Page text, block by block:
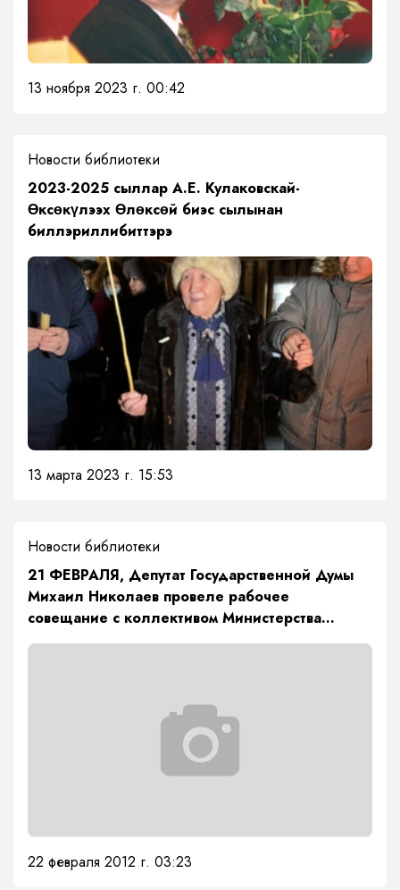
13 ноября 2023 г. 00:42
Новости библиотеки
2023-2025 сыллар А.Е. Кулаковскай-
Өксөкүлээх Өлөксөй биэс сылынан
биллэриллибиттэрэ
13 марта 2023 г. 15:53
Новости библиотеки
21 ФЕВРАЛЯ, Депутат Государственной Думы
Михаил Николаев провеле рабочее
совещание с коллективом Министерства
здравоохранения Республики Саха (Якутия)
22 февраля 2012 г. 03:23